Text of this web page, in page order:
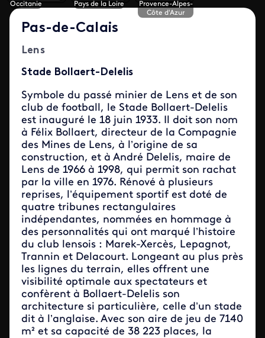
Occitanie Pays de la Loire
Provence-Alpes-
Côte d'Azur
Pas-de-Calais
Lens
Stade Bollaert-Delelis
Symbole du passé minier de Lens et de son
club de football, le Stade Bollaert-Delelis
est inauguré le 18 juin 1933. Il doit son nom
à Félix Bollaert, directeur de la Compagnie
des Mines de Lens, à l’origine de sa
construction, et à André Delelis, maire de
Lens de 1966 à 1998, qui permit son rachat
par la ville en 1976. Rénové à plusieurs
reprises, l’équipement sportif est doté de
quatre tribunes rectangulaires
indépendantes, nommées en hommage à
des personnalités qui ont marqué l’histoire
du club lensois : Marek-Xercès, Lepagnot,
Trannin et Delacourt. Longeant au plus près
les lignes du terrain, elles offrent une
visibilité optimale aux spectateurs et
confèrent à Bollaert-Delelis son
architecture si particulière, celle d’un stade
dit à l’anglaise. Avec son aire de jeu de 7140
m² et sa capacité de 38 223 places, la